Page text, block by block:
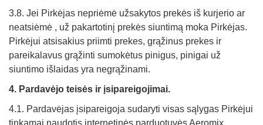
3.8. Jei Pirkėjas nepriėmė užsakytos prekės iš kurjerio ar
neatsiėmė , už pakartotinį prekės siuntimą moka Pirkėjas.
Pirkėjui atsisakius priimti prekes, grąžinus prekes ir
pareikalavus grąžinti sumokėtus pinigus, pinigai už
siuntimo išlaidas yra negrąžinami.
4. Pardavėjo teisės ir įsipareigojimai.
4.1. Pardavėjas įsipareigoja sudaryti visas sąlygas Pirkėjui
tinkamai naudotis internetinės parduotuvės Aeromix